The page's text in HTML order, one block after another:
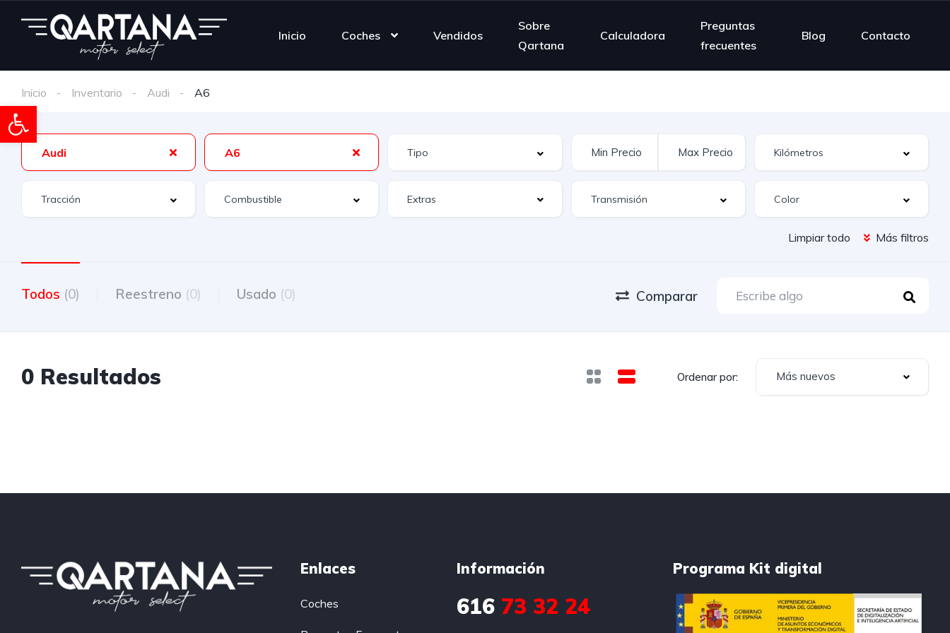
Abrir barra de herramientas
Inicio Coches Vendidos
Sobre
Qartana
Calculadora
Preguntas
frecuentes
Blog Contacto
Inicio Inventario Audi A6
Audi A6
Extras
Limpiar todo Más filtros
Todos (0) Reestreno (0) Usado (0) Comparar
0 Resultados Ordenar por: Más nuevos
Enlaces
Coches
Información
61673 32 24
Programa Kit digital